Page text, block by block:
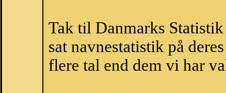
Tak til Danmarks
sat navnestatistik på
flere tal end dem vi har